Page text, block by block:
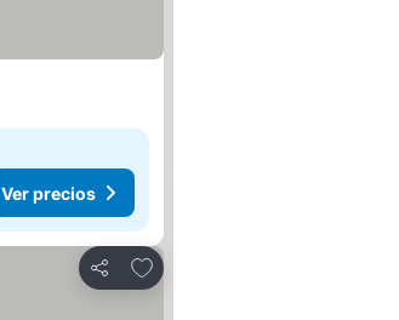
Ver precios
Compartir
Agregar a favoritos